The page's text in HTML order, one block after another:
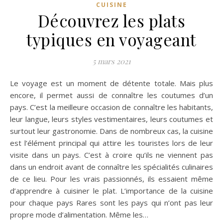
CUISINE
Découvrez les plats
typiques en voyageant
5 mars 2021
Le voyage est un moment de détente totale. Mais plus
encore, il permet aussi de connaître les coutumes d’un
pays. C’est la meilleure occasion de connaître les habitants,
leur langue, leurs styles vestimentaires, leurs coutumes et
surtout leur gastronomie. Dans de nombreux cas, la cuisine
est l’élément principal qui attire les touristes lors de leur
visite dans un pays. C’est à croire qu’ils ne viennent pas
dans un endroit avant de connaître les spécialités culinaires
de ce lieu. Pour les vrais passionnés, ils essaient même
d’apprendre à cuisiner le plat. L’importance de la cuisine
pour chaque pays Rares sont les pays qui n’ont pas leur
propre mode d’alimentation. Même les…